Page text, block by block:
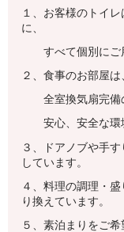
１、お客様のトイ
に、
すべて個別にご
２、食事のお部屋
全室換気扇完備の
安心、安全な環境
３、ドアノブや手
しています。
４、料理の調理・
り換えています。
５、素泊まりをご